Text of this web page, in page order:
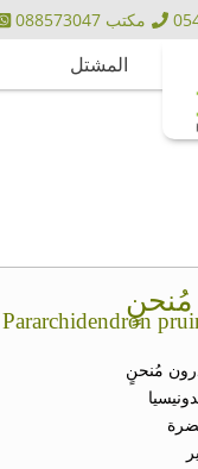
مكتب 088573047
المشتل
مُنحنٍ
Pararchidendron
مُنحنٍ